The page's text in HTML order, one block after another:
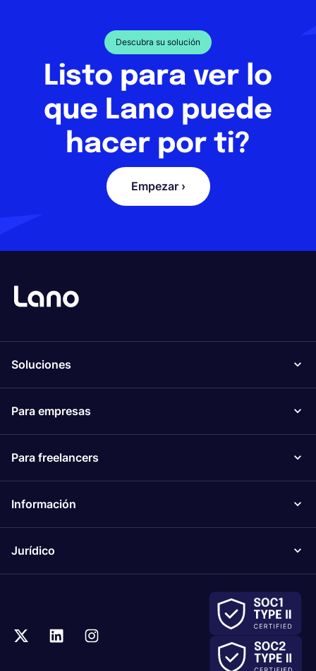
Descubra su solución
Listo para ver lo
que Lano puede
hacer por ti?
Empezar ›
Soluciones
Para empresas
Para freelancers
Información
Jurídico